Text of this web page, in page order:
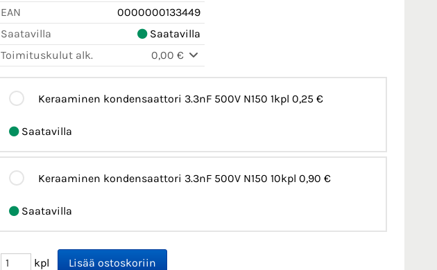
EAN
0000000133449
Saatavilla
Saatavilla
Toimituskulut alk.
0,00 €
Keraaminen kondensaattori 3.3nF 500V N150 1kpl 0,25 €
Saatavilla
Keraaminen kondensaattori 3.3nF 500V N150 10kpl 0,90 €
Saatavilla
kpl